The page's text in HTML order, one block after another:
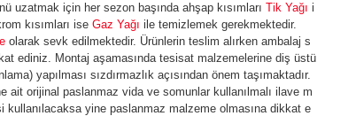
uzatmak için her sezon başında ahşap kısımları Tik Yağı i
kısımları ise Gaz Yağı ile temizlemek gerekmektedir.
olarak sevk edilmektedir. Ürünlerin teslim alırken ambalaj s
ediniz. Montaj aşamasında tesisat malzemelerine diş üstü
yapılması sızdırmazlık açısından önem taşımaktadır.
ait orijinal paslanmaz vida ve somunlar kullanılmalı ilave m
kullanılacaksa yine paslanmaz malzeme olmasına dikkat e